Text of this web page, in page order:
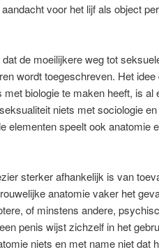
voor het lijf als object
de moeilijkere weg tot
wordt toegeschreven. Het
biologie te maken heeft, is al
niets met sociologie
elementen speelt ook anatomie
sterker afhankelijk is van
anatomie vaker het
of minstens andere,
penis wijst zichzelf in het
niets en met name niet dat